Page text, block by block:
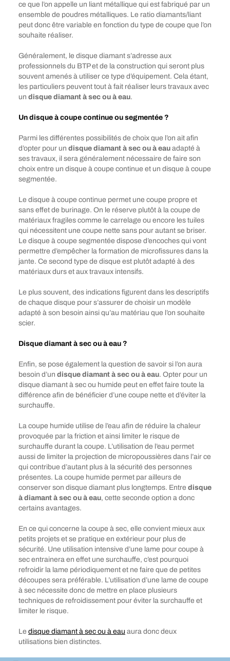
ce que l’on appelle un liant métallique qui est fabriqué par un
ensemble de poudres métalliques. Le ratio diamants/liant
peut donc être variable en fonction du type de coupe que l’on
souhaite réaliser.
Généralement, le disque diamant s’adresse aux
professionnels du BTP et de la construction qui seront plus
souvent amenés à utiliser ce type d’équipement. Cela étant,
les particuliers peuvent tout à fait réaliser leurs travaux avec
un disque diamant à sec ou à eau.
Un disque à coupe continue ou segmentée ?
Parmi les différentes possibilités de choix que l’on ait afin
d’opter pour un disque diamant à sec ou à eau adapté à
ses travaux, il sera généralement nécessaire de faire son
choix entre un disque à coupe continue et un disque à coupe
segmentée.
Le disque à coupe continue permet une coupe propre et
sans effet de burinage. On le réserve plutôt à la coupe de
matériaux fragiles comme le carrelage ou encore les tuiles
qui nécessitent une coupe nette sans pour autant se briser.
Le disque à coupe segmentée dispose d’encoches qui vont
permettre d’empêcher la formation de microfissures dans la
jante. Ce second type de disque est plutôt adapté à des
matériaux durs et aux travaux intensifs.
Le plus souvent, des indications figurent dans les descriptifs
de chaque disque pour s’assurer de choisir un modèle
adapté à son besoin ainsi qu’au matériau que l’on souhaite
scier.
Disque diamant à sec ou à eau ?
Enfin, se pose également la question de savoir si l’on aura
besoin d’un disque diamant à sec ou à eau. Opter pour un
disque diamant à sec ou humide peut en effet faire toute la
différence afin de bénéficier d’une coupe nette et d’éviter la
surchauffe.
La coupe humide utilise de l’eau afin de réduire la chaleur
provoquée par la friction et ainsi limiter le risque de
surchauffe durant la coupe. L’utilisation de l’eau permet
aussi de limiter la projection de micropoussières dans l’air ce
qui contribue d’autant plus à la sécurité des personnes
présentes. La coupe humide permet par ailleurs de
conserver son disque diamant plus longtemps. Entre disque
à diamant à sec ou à eau, cette seconde option a donc
certains avantages.
En ce qui concerne la coupe à sec, elle convient mieux aux
petits projets et se pratique en extérieur pour plus de
sécurité. Une utilisation intensive d’une lame pour coupe à
sec entrainera en effet une surchauffe, c’est pourquoi
refroidir la lame périodiquement et ne faire que de petites
découpes sera préférable. L’utilisation d’une lame de coupe
à sec nécessite donc de mettre en place plusieurs
techniques de refroidissement pour éviter la surchauffe et
limiter le risque.
Le disque diamant à sec ou à eau aura donc deux
utilisations bien distinctes.